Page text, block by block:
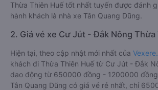
Thừa Thiên Huế tốt nhất tuyến được đánh
hành khách là nhà xe Tân Quang Dũng.
2. Giá vé xe Cư Jút - Đắk Nông Thừa
Hiện tại, theo cập nhật mới nhất của
khách đi Thừa Thiên Huế từ Cư Jút - Đắk
dao động từ 650000 đồng - 1200000
Tân Quang Dũng có giá vé rẻ nhất, chỉ